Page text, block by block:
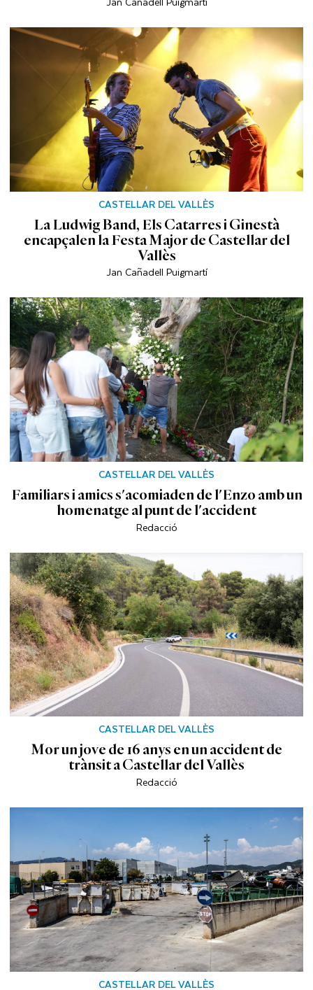
CASTELLAR DEL VALLÈS
La Ludwig Band, Els Catarres i Ginestà
encapçalen la Festa Major de Castellar del
Vallès
Jan Cañadell Puigmartí
CASTELLAR DEL VALLÈS
Familiars i amics s'acomiaden de l'Enzo amb un
homenatge al punt de l'accident
Redacció
CASTELLAR DEL VALLÈS
Mor un jove de 16 anys en un accident de
trànsit a Castellar del Vallès
Redacció
CASTELLAR DEL VALLÈS